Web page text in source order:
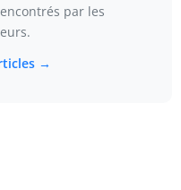
par les
→